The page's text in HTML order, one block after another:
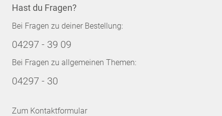
Hast du Fragen?
Bei Fragen zu deiner Bestellung:
04297 - 39 09
Bei Fragen zu allgemeinen Themen:
04297 - 30
Zum Kontaktformular